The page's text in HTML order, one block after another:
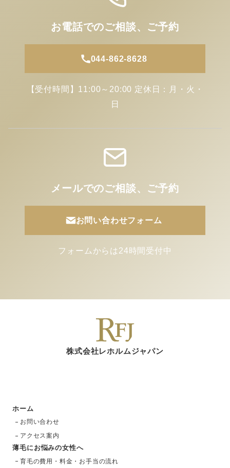
お電話でのご相談、ご予約
044-862-8628
【受付時間】11:00～20:00 定休日：月・火・
日
メールでのご相談、ご予約
お問い合わせフォーム
フォームからは24時間受付中
株式会社レホルムジャパン
ホーム
お問い合わせ
アクセス案内
薄毛にお悩みの女性へ
育毛の費用・料金・お手当の流れ